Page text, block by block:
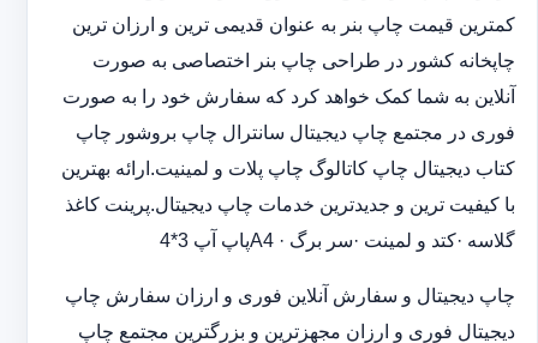
کمترین قیمت چاپ بنر به عنوان قدیمی ترین و ارزان ترین
چاپخانه کشور در طراحی چاپ بنر اختصاصی به صورت
آنلاین به شما کمک خواهد کرد که سفارش خود را به صورت
فوری در مجتمع چاپ دیجیتال سانترال چاپ بروشور چاپ
کتاب دیجیتال چاپ کاتالوگ چاپ پلات و لمینیت.ارائه بهترین
با کیفیت ترین و جدیدترین خدمات چاپ دیجیتال.پرینت کاغذ
گلاسه ·‎کتد و لمینت ·‎سر برگ A4 ·‎پاپ آپ 3*4
چاپ دیجیتال و سفارش آنلاین فوری و ارزان سفارش چاپ
دیجیتال فوری و ارزان مجهزترین و بزرگترین مجتمع چاپ